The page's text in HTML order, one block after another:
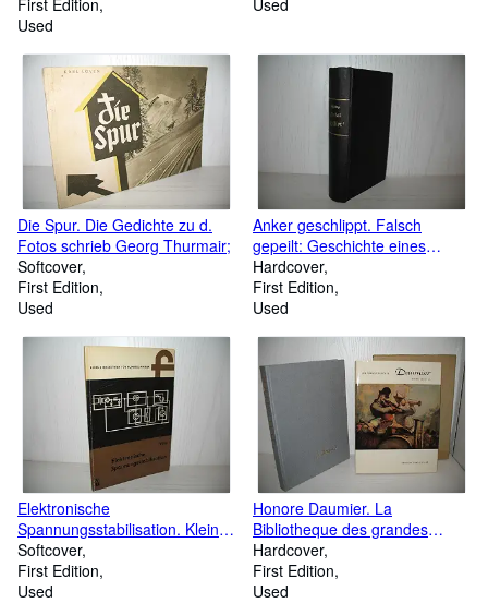
Used
Die Spur. Die Gedichte zu d.
Fotos schrieb Georg Thurmair;
Softcover
First Edition
Used
Anker geschlippt. Falsch
gepeilt: Geschichte eines
Marineoffiziers. Illustr. von w.
Werner bzw. E. Zimmer;
Hardcover
First Edition
Used
Elektronische
Spannungsstabilisation. Kleine
Bibliothek für Funktechniker;
Softcover
First Edition
Used
Honore Daumier. La
Bibliotheque des grandes
Peintres;
Hardcover
First Edition
Used